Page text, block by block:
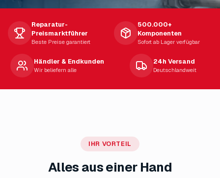
Reparatur-
Preismarktführer
Beste Preise garantiert
500.000+
Komponenten
Sofort ab Lager verfügbar
Händler & Endkunden
Wir beliefern alle
24h Versand
Deutschlandweit
IHR VORTEIL
Alles aus einer Hand